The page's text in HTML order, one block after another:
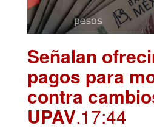
Señalan
pagos para
contra
UPAV.17:44